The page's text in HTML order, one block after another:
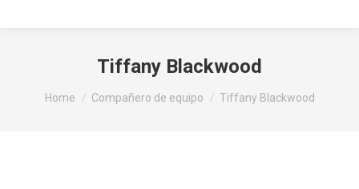
Tiffany Blackwood
You are here:
Home Compañero de equipo Tiffany Blackwood